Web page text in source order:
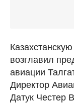
возглавил
авиации
Директор
Датук Честер